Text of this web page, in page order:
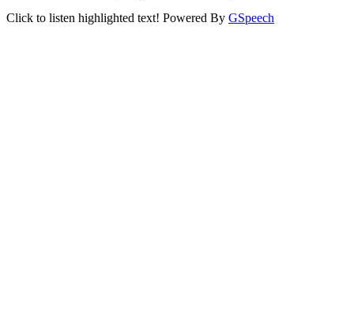
Click to listen highlighted text! Powered By GSpeech